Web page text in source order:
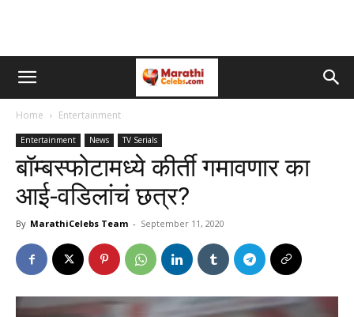
Home Entertainment
Entertainment News TV Serials
बॉम्बस्फोटामध्ये कीर्ती गमावणार का
आई-वडिलांचं छत्र?
By MarathiCelebs Team - September 11, 2020